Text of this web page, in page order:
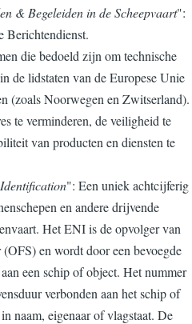
& Begeleiden in de Scheepvaart":
Berichtendienst.
die bedoeld zijn om technische
de lidstaten van de Europese Unie
(zoals Noorwegen en Zwitserland).
te verminderen, de veiligheid te
van producten en diensten te
": Een uniek achtcijferig
en andere drijvende
Het ENI is de opvolger van
en wordt door een bevoegde
een schip of object. Het nummer
verbonden aan het schip of
naam, eigenaar of vlagstaat. De